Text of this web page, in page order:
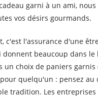
garni à un ami,
vos désirs gourmands.
c'est l'assurance d'une
beaucoup dans
un choix de paniers
quelqu'un : pensez
tradition. Les